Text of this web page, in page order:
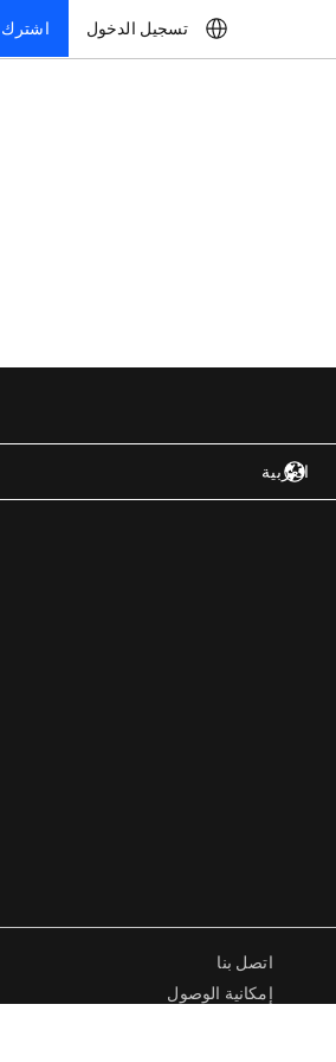
تسجيل الدخول اشترك
العربية
اتصل بنا
إمكانية الوصول